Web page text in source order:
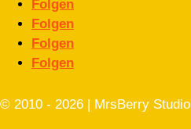
Folgen
Folgen
Folgen
Folgen
© 2010 - 2026 | MrsBerry Studio